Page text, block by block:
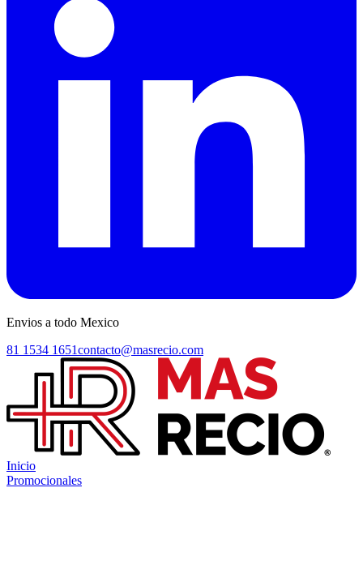
Envios a todo Mexico
81 1534 1651contacto@masrecio.com
Inicio
Promocionales